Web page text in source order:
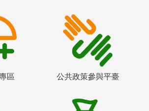
區 公共政策參與平臺